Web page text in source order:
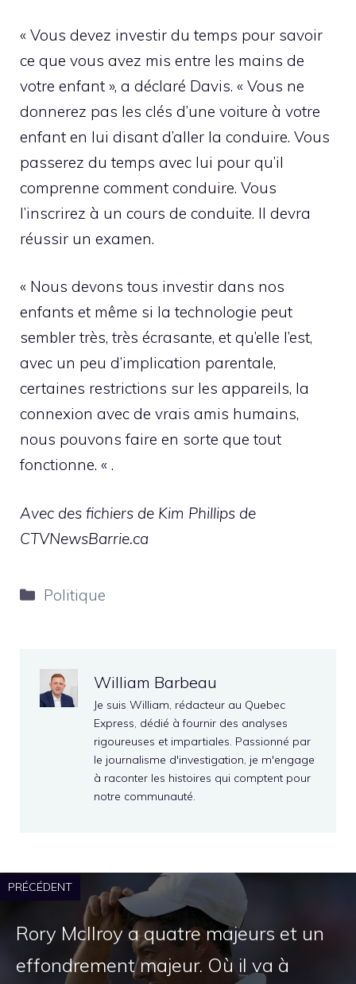
« Vous devez investir du temps pour savoir
ce que vous avez mis entre les mains de
votre enfant », a déclaré Davis. « Vous ne
donnerez pas les clés d’une voiture à votre
enfant en lui disant d’aller la conduire. Vous
passerez du temps avec lui pour qu’il
comprenne comment conduire. Vous
l’inscrirez à un cours de conduite. Il devra
réussir un examen.
« Nous devons tous investir dans nos
enfants et même si la technologie peut
sembler très, très écrasante, et qu’elle l’est,
avec un peu d’implication parentale,
certaines restrictions sur les appareils, la
connexion avec de vrais amis humains,
nous pouvons faire en sorte que tout
fonctionne. « .
Avec des fichiers de Kim Phillips de
CTVNewsBarrie.ca
Catégories
Politique
William Barbeau
Je suis William, rédacteur au Quebec
Express, dédié à fournir des analyses
rigoureuses et impartiales. Passionné par
le journalisme d'investigation, je m'engage
à raconter les histoires qui comptent pour
notre communauté.
PRÉCÉDENT
Rory McIlroy a quatre majeurs et un
effondrement majeur. Où il va à